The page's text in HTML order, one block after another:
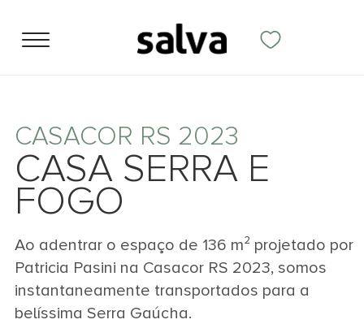
CASACOR RS 2023
CASA SERRA E
FOGO
Ao adentrar o espaço de 136 m² projetado por
Patricia Pasini na Casacor RS 2023, somos
instantaneamente transportados para a
belíssima Serra Gaúcha.